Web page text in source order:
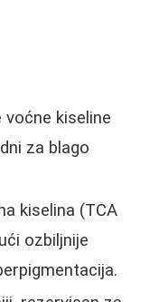
kiseline
za blago
kiselina (TCA
ozbiljnije